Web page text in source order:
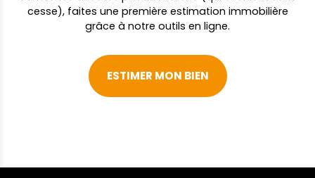
cesse), faites une première estimation immobilière
grâce à notre outils en ligne.
ESTIMER MON BIEN